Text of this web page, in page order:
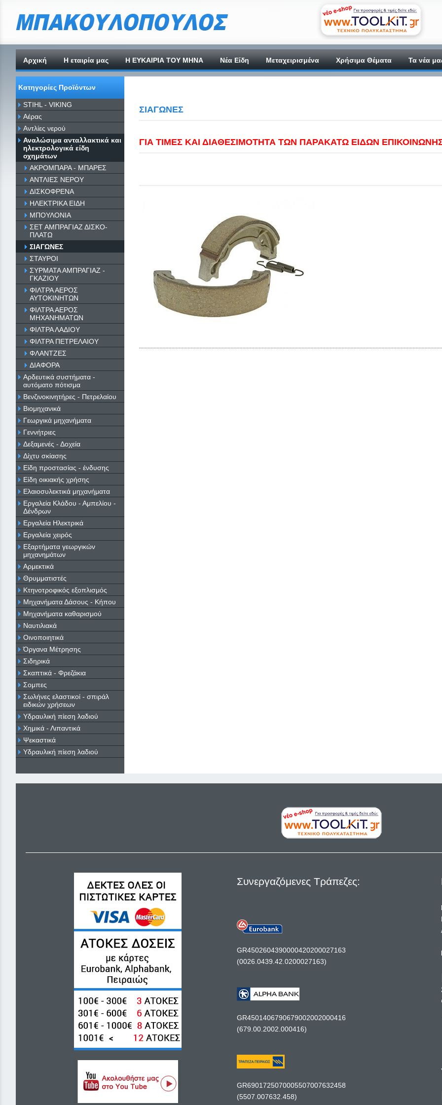
Αρχική H εταιρία μας Η ΕΥΚΑΙΡΙΑ ΤΟΥ ΜΗΝΑ Νέα Είδη Μεταχειρισμένα Χρήσιμα Θέματα Τα νέα
Κατηγορίες Προϊόντων
STIHL - VIKING
Αέρας
Αντλίες νερού
Αναλώσιμα ανταλλακτικά και
ηλεκτρολογικά είδη
οχημάτων
ΑΚΡΟΜΠΑΡΑ - ΜΠΑΡΕΣ
ΑΝΤΛΙΕΣ ΝΕΡΟΥ
ΔΙΣΚΟΦΡΕΝΑ
ΗΛΕΚΤΡΙΚΑ ΕΙΔΗ
ΜΠΟΥΛΟΝΙΑ
ΣΕΤ ΑΜΠΡΑΓΙΑΖ ΔΙΣΚΟ-
ΠΛΑΤΩ
ΣΙΑΓΩΝΕΣ
ΣΤΑΥΡΟΙ
ΣΥΡΜΑΤΑ ΑΜΠΡΑΓΙΑΖ -
ΓΚΑΖΙΟΥ
ΦΙΛΤΡΑ ΑΕΡΟΣ
ΑΥΤΟΚΙΝΗΤΩΝ
ΦΙΛΤΡΑ ΑΕΡΟΣ
ΜΗΧΑΝΗΜΑΤΩΝ
ΦΙΛΤΡΑ ΛΑΔΙΟΥ
ΦΙΛΤΡΑ ΠΕΤΡΕΛΑΙΟΥ
ΦΛΑΝΤΖΕΣ
ΔΙΑΦΟΡΑ
Αρδευτικά συστήματα -
αυτόματο πότισμα
Βενζινοκινητήρες - Πετρελαίου
Βιομηχανικά
Γεωργικά μηχανήματα
Γεννήτριες
Δεξαμενές - Δοχεία
Δίχτυ σκίασης
Είδη προστασίας - ένδυσης
Είδη οικιακής χρήσης
Ελαιοσυλεκτικά μηχανήματα
Εργαλεία Κλάδου - Αμπελίου -
Δένδρων
Εργαλεία Ηλεκτρικά
Εργαλεία χειρός
Εξαρτήματα γεωργικών
μηχανημάτων
Αρμεκτικά
Θρυμματιστές
Κτηνοτροφικός εξοπλισμός
Μηχανήματα Δάσους - Κήπου
Μηχανήματα καθαρισμού
Ναυτιλιακά
Οινοποιητικά
Όργανα Μέτρησης
Σιδηρικά
Σκαπτικά - Φρεζάκια
Σομπες
Σωλήνες ελαστικοί - σπιράλ
ειδικών χρήσεων
Υδραυλική πίεση λαδιού
Χημικά - Λιπαντικά
Ψεκαστικά
Υδραυλική πίεση λαδιού
ΣΙΑΓΩΝΕΣ
ΓΙΑ ΤΙΜΕΣ ΚΑΙ ΔΙΑΘΕΣΙΜΟΤΗΤΑ ΤΩΝ ΠΑΡΑΚΑΤΩ ΕΙΔΩΝ
Συνεργαζόμενες Τράπεζες:
GR4502604390000420200027163
(0026.0439.42.0200027163)
GR4501406790679002002000416
(679.00.2002.000416)
GR6901725070005507007632458
(5507.007632.458)